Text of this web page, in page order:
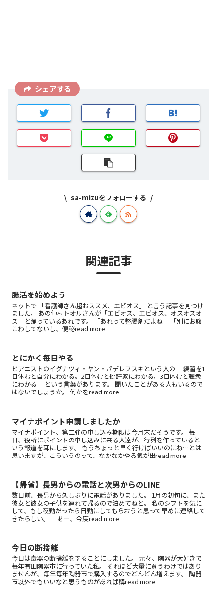
シェアする
sa-mizuをフォローする
関連記事
腸活を始めよう
ネットで 「看護師さん超おススメ、エビオス」 と言う記事を見つけ
ました。 あの仲村トオルさんが「エビオス、エビオス、オスオスオ
ス」と踊っているあれです。 「あれって整腸剤だよね」 「別にお腹
こわしてないし、便秘read more
とにかく毎日やる
ピアニストのイグナツィ・ヤン・パデレフスキという人の 「練習を1
日休むと自分にわかる。2日休むと批評家にわかる。3日休むと聴衆
にわかる」 という言葉があります。 聞いたことがある人もいるので
はないでしょうか。 何かをread more
マイナポイント申請しましたか
マイナポイント、第二弾の申し込み期限は今月末だそうです。 毎
日、役所にポイントの申し込みに来る人達が、行列を作っていると
いう報道を耳にします。 もうちょっと早く行けばいいのにね…とは
思いますが、こういうのって、なかなかやる気が出read more
【帰省】長男からの電話と次男からのLINE
数日前、長男から久しぶりに電話がありました。 1月の初旬に、また
彼女と彼女の子供を連れて帰るので泊めてねと。 私のシフトを気に
して、もし夜勤だったら日勤にしてもらおうと思って早めに連絡して
きたらしい。 「あー、今度read more
今日の断捨離
今日は食器の断捨離をすることにしました。 元々、陶器が大好きで
毎年有田陶器市に行っていた私。 それほど大量に買うわけではあり
ませんが、毎年毎年陶器市で購入するのでどんどん増えます。 陶器
市以外でもいいなと思うものがあれば購read more